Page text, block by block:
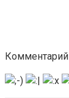
Комментарий